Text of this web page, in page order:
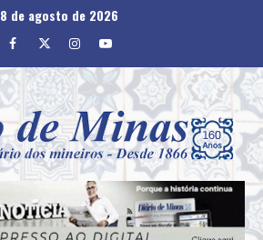
8 de agosto de 2026
Facebook
TwitterInstagram
Youtube